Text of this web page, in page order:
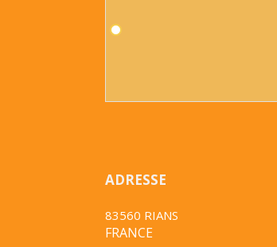
ADRESSE
83560 RIANS
FRANCE